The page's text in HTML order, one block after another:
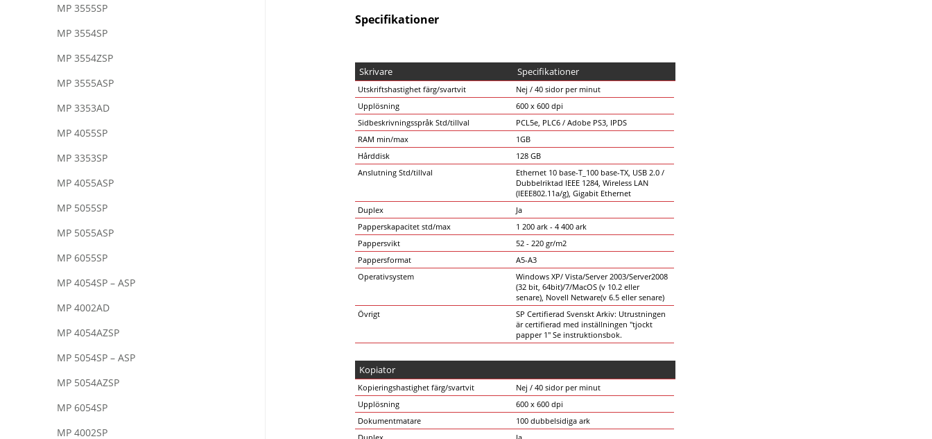
MP 3555SP
MP 3554SP
MP 3554ZSP
MP 3555ASP
MP 3353AD
MP 4055SP
MP 3353SP
MP 4055ASP
MP 5055SP
MP 5055ASP
MP 6055SP
MP 4054SP – ASP
MP 4002AD
MP 4054AZSP
MP 5054SP – ASP
MP 5054AZSP
MP 6054SP
MP 4002SP
Specifikationer
Skrivare Specifikationer
Utskriftshastighet färg/svartvit
Nej / 40 sidor per minut
Upplösning
600 x 600 dpi
Sidbeskrivningsspråk Std/tillval
PCL5e, PLC6 / Adobe PS3, IPDS
RAM min/max
1GB
Hårddisk
128 GB
Anslutning Std/tillval
Ethernet 10 base-T_100 base-TX, USB 2.0 /
Dubbelriktad IEEE 1284, Wireless LAN
(IEEE802.11a/g), Gigabit Ethernet
Duplex
Ja
Papperskapacitet std/max
1 200 ark - 4 400 ark
Pappersvikt
52 - 220 gr/m2
Pappersformat
A5-A3
Operativsystem
Windows XP/ Vista/Server 2003/Server2008
(32 bit, 64bit)/7/MacOS (v 10.2 eller
senare), Novell Netware(v 6.5 eller senare)
Övrigt
SP Certifierad Svenskt Arkiv: Utrustningen
är certifierad med inställningen "tjockt
papper 1" Se instruktionsbok.
Kopiator
Kopieringshastighet färg/svartvit
Nej / 40 sidor per minut
Upplösning
600 x 600 dpi
Dokumentmatare
100 dubbelsidiga ark